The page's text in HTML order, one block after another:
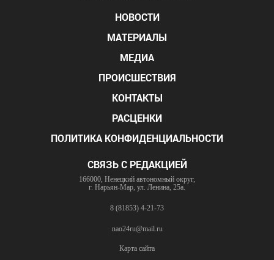
НОВОСТИ
МАТЕРИАЛЫ
МЕДИА
ПРОИСШЕСТВИЯ
КОНТАКТЫ
РАСЦЕНКИ
ПОЛИТИКА КОНФИДЕНЦИАЛЬНОСТИ
СВЯЗЬ С РЕДАКЦИЕЙ
166000, Ненецкий автономный округ,
г. Нарьян-Мар, ул. Ленина, 25а.
8 (81853) 4-21-73
nao24ru@mail.ru
Карта сайта